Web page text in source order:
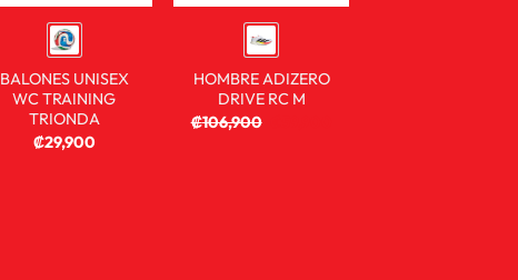
BALONES UNISEX
WC TRAINING
TRIONDA
₡29,900
HOMBRE ADIZERO
DRIVE RC M
₡106,900